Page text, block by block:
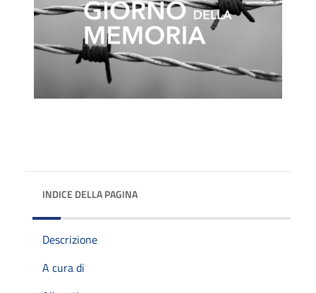
INDICE DELLA PAGINA
Descrizione
A cura di